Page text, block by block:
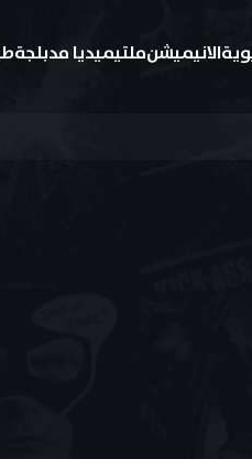
الانيميشنملتيميديا مدبلجة